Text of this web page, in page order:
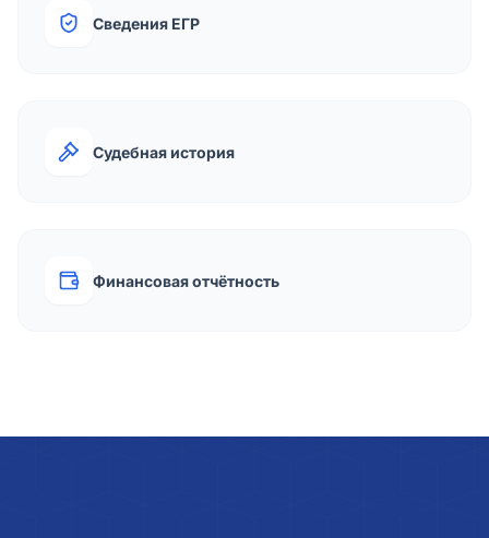
Сведения ЕГР
Судебная история
Финансовая отчётность